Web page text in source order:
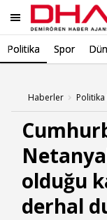
Politika Spor
Haberler
olduğu
derhal